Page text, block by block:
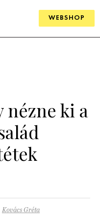
WEBSHOP
ki a
Kovács Gréta